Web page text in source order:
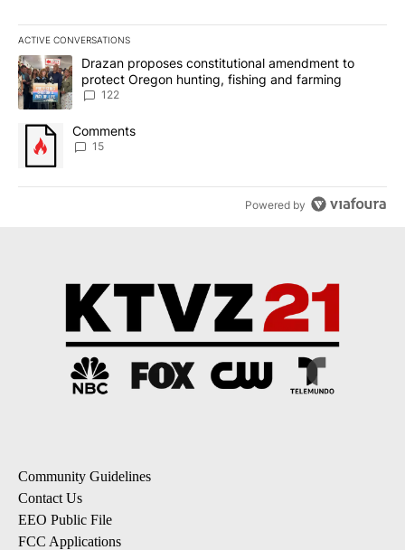
ACTIVE CONVERSATIONS
The following is a list of the most commented articles in the last
A trending article titled "Drazan proposes constitutional
Drazan proposes constitutional amendment to
protect Oregon hunting, fishing and farming
122
A trending article titled "Comments" with 15 comments.
Comments
15
Powered by
Community Guidelines
Contact Us
EEO Public File
FCC Applications